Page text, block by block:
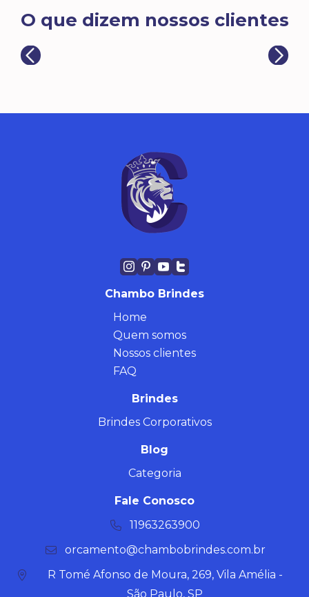
O que dizem nossos clientes
Chambo Brindes
Home
Quem somos
Nossos clientes
FAQ
Brindes
Brindes Corporativos
Blog
Categoria
Fale Conosco
11963263900
orcamento@chambobrindes.com.br
R Tomé Afonso de Moura, 269, Vila Amélia -
São Paulo, SP